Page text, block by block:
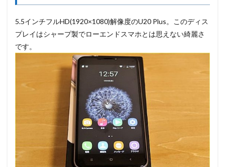
5.5インチフルHD(1920×1080)解像度のU20 Plus。このディス
プレイはシャープ製でローエンドスマホとは思えない綺麗さ
です。